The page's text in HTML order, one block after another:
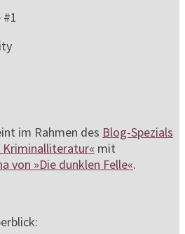
im Rahmen des Blog-Spezials
Kriminalliteratur« mit
von »Die dunklen Felle«.